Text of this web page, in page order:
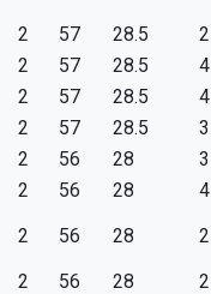
2 57 28.5
2
2 57 28.5
4
2 57 28.5
4
2 57 28.5
3
2 56 28
3
2 56 28
4
2 56 28
2
2 56 28
2